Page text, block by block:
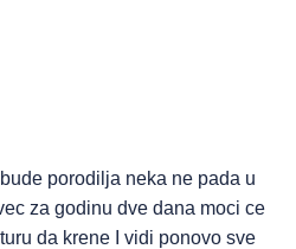
porodilja neka ne pada u
za godinu dve dana moci ce
da krene I vidi ponovo sve